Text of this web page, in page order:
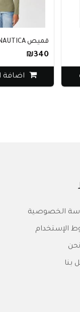
قميص NAUTICA بولو ن..
₪340
اضافة
الخصوصية
الإستخدام
بنا